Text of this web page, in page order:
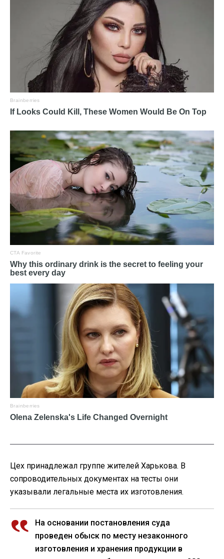
Цех принадлежал группе жителей Харькова. В
сопроводительных документах на тесты они
указывали легальные места их изготовления.
На основании постановления суда
проведен обыск по месту незаконного
изготовления и хранения продукции в